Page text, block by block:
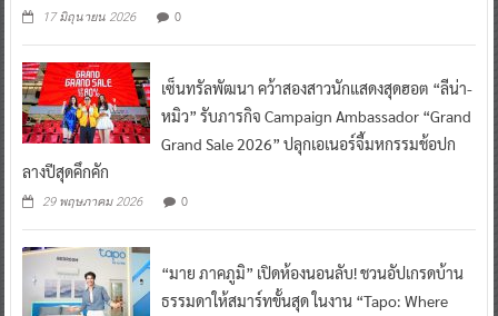
17 มิถุนายน 2026 0
เซ็นทรัลพัฒนา คว้าสองสาวนักแสดงสุดฮอต “ลีน่า-
หมิว” รับภารกิจ Campaign Ambassador “Grand
Grand Sale 2026” ปลุกเอเนอร์จี้มหกรรมช้อปก
ลางปีสุดคึกคัก
29 พฤษภาคม 2026 0
“มาย ภาคภูมิ” เปิดห้องนอนลับ! ชวนอัปเกรดบ้าน
ธรรมดาให้สมาร์ทขั้นสุด ในงาน “Tapo: Where